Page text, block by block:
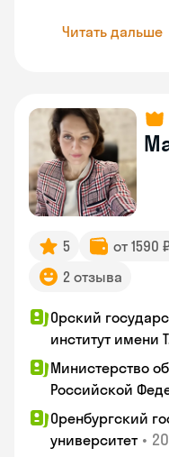
Читать дальше
5 от 1590
2 отзыва
Орский
институт имени
Министерство
Российской
Оренбургский
университет •